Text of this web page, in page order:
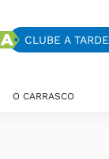
CLUBE A TARDE
O CARRASCO